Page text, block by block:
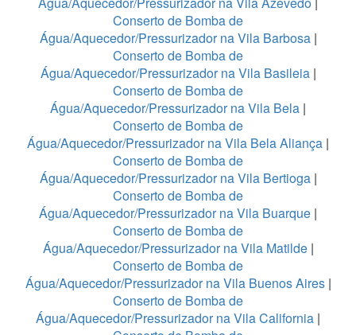
Conserto de Bomba de
Água/Aquecedor/Pressurizador na Vila Barbosa|
Conserto de Bomba de
Água/Aquecedor/Pressurizador na Vila Basileia|
Conserto de Bomba de
Água/Aquecedor/Pressurizador na Vila Bela |
Conserto de Bomba de
Água/Aquecedor/Pressurizador na Vila Bela Aliança |
Conserto de Bomba de
Água/Aquecedor/Pressurizador na Vila Bertioga|
Conserto de Bomba de
Água/Aquecedor/Pressurizador na Vila Buarque |
Conserto de Bomba de
Água/Aquecedor/Pressurizador na Vila Matilde|
Conserto de Bomba de
Água/Aquecedor/Pressurizador na Vila Buenos Aires|
Conserto de Bomba de
Água/Aquecedor/Pressurizador na Vila California |